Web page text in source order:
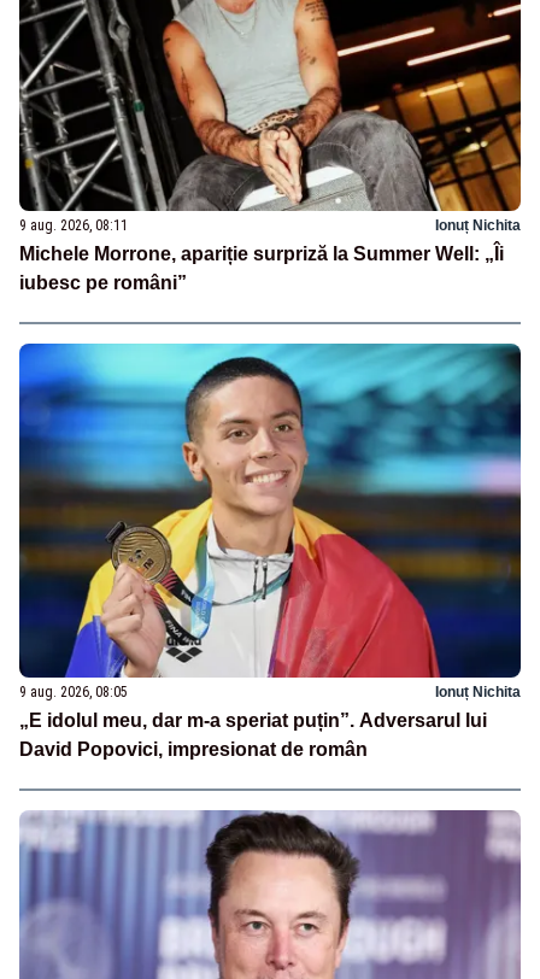
9 aug. 2026, 08:11 Ionuț Nichita
Michele Morrone, apariție surpriză la Summer Well: „Îi
iubesc pe români”
9 aug. 2026, 08:05 Ionuț Nichita
„E idolul meu, dar m-a speriat puțin”. Adversarul lui
David Popovici, impresionat de român